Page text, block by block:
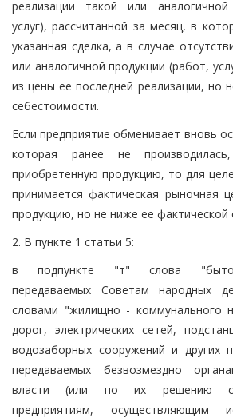
реализации такой или
услуг), рассчитанной за месяц, в
указанная сделка, а в случае
или аналогичной продукции (работ,
из цены ее последней реализации, но
себестоимости.
Если предприятие обменивает вновь
которая ранее не
приобретенную продукцию, то для
принимается фактическая рыночная
продукцию, но не ниже ее фактической
2. В пункте 1 статьи 5:
в подпункте "т" слова
передаваемых Советам народных
словами "жилищно - коммунального
дорог, электрических сетей,
водозаборных сооружений и других
передаваемых безвозмездно
власти (или по их решению
предприятиям, осуществляющим